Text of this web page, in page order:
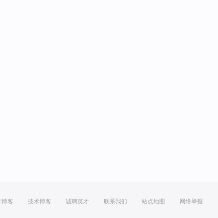
博客 技术博客 诚聘英才 联系我们 站点地图 网络举报